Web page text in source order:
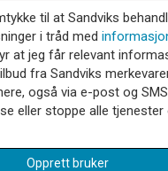
til at Sandviks
i tråd med
at jeg får relevant
fra Sandviks
også via e-post og
eller stoppe alle tjenester
Opprett bruker